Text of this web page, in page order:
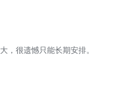
，很遗憾只能长期安排。